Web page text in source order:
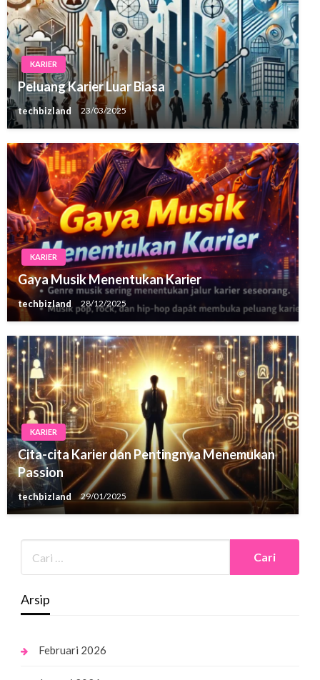
KARIER
Peluang Karier Luar Biasa
techbizland 23/03/2025
KARIER
Gaya Musik Menentukan Karier
techbizland 28/12/2025
KARIER
Cita-cita Karier dan Pentingnya Menemukan
Passion
techbizland 29/01/2025
Arsip
Februari 2026